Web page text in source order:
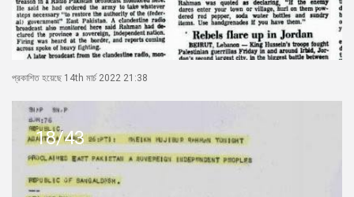
প্রকাশিত হয়েছে 14th মার্চ 2022 21:38
18/43